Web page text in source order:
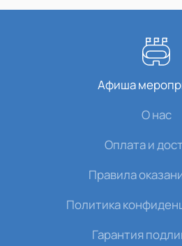
Афиша
О нас
Оплата и
Правила
Политика
Гарантия